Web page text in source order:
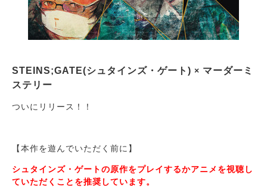
STEINS;GATE(シュタインズ・ゲート) × マーダーミ
ステリー
ついにリリース！！
【本作を遊んでいただく前に】
シュタインズ・ゲートの原作をプレイするかアニメを視聴し
ていただくことを推奨しています。